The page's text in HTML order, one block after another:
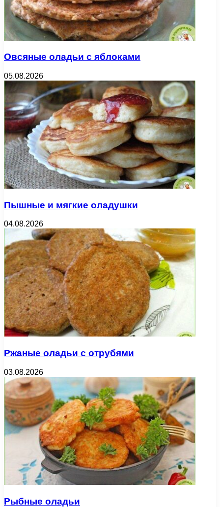
Овсяные оладьи с яблоками
05.08.2026
Пышные и мягкие оладушки
04.08.2026
Ржаные оладьи с отрубями
03.08.2026
Рыбные оладьи